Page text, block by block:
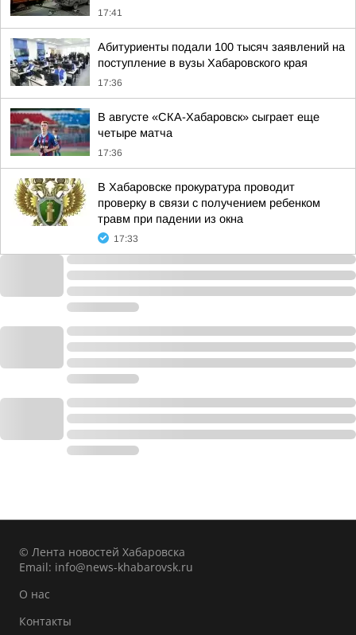
17:41
Абитуриенты подали 100 тысяч заявлений на
поступление в вузы Хабаровского края
17:36
В августе «СКА-Хабаровск» сыграет еще
четыре матча
17:36
В Хабаровске прокуратура проводит
проверку в связи с получением ребенком
травм при падении из окна
17:33
© Лента новостей Хабаровска
Email: info@news-khabarovsk.ru
О нас
Контакты